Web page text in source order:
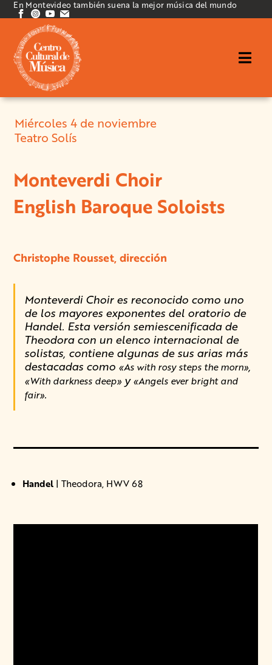
En Montevideo también suena la mejor música del mundo
Miércoles 4 de noviembre
Teatro Solís
Monteverdi Choir
English Baroque Soloists
Christophe Rousset, dirección
Monteverdi Choir es reconocido como uno
de los mayores exponentes del oratorio de
Handel. Esta versión semiescenificada de
Theodora con un elenco internacional de
solistas, contiene algunas de sus arias más
destacadas como «As with rosy steps the morn»,
«With darkness deep» y«Angels ever bright and
fair».
Handel | Theodora, HWV 68